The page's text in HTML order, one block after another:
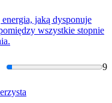
jaką dysponuje
wszystkie stopnie
9